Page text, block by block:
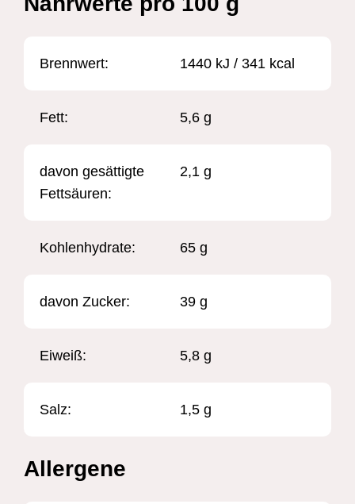
Brennwert: ​ 1440 kJ / 341 kcal
Fett: 5,6 g
davon gesättigte
Fettsäuren:
2,1 g
Kohlenhydrate: 65 g
davon Zucker: 39 g
Eiweiß: 5,8 g
Salz: 1,5 g
Allergene